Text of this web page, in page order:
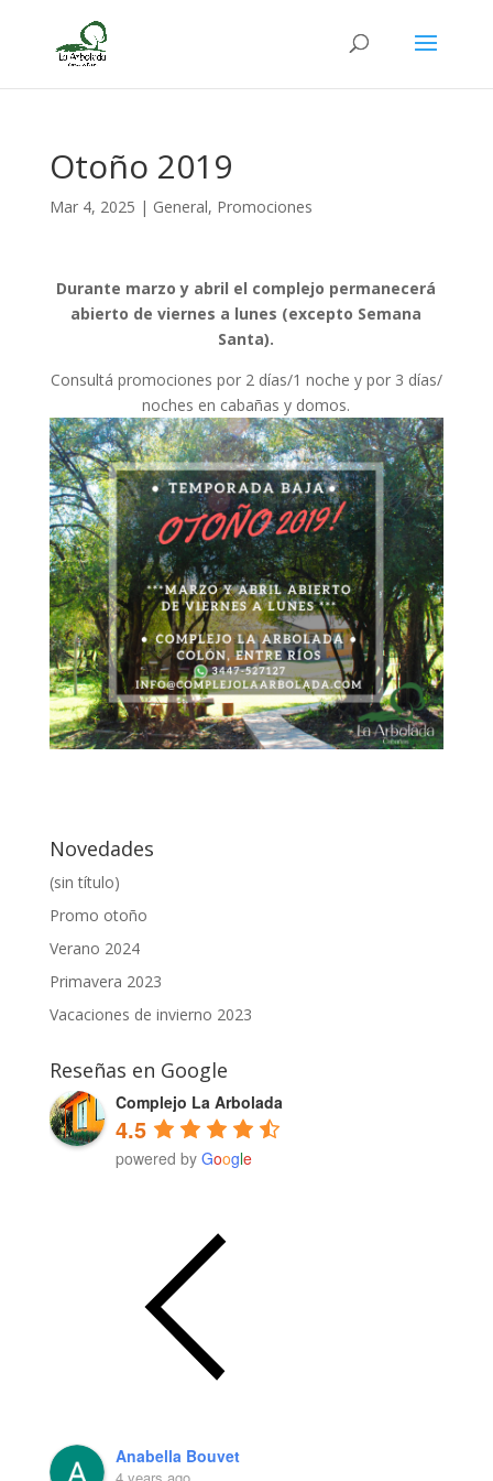
Otoño 2019
Mar 4, 2025 | General, Promociones
Durante marzo y abril el complejo permanecerá
abierto de viernes a lunes (excepto Semana
Santa).
Consultá promociones por 2 días/1 noche y por 3 días/
noches en cabañas y domos.
Novedades
(sin título)
Promo otoño
Verano 2024
Primavera 2023
Vacaciones de invierno 2023
Reseñas en Google
Complejo La Arbolada
4.5
powered by Google
Anabella Bouvet
4 years ago